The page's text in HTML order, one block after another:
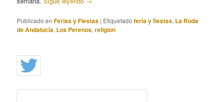
Publicado en Ferias y Fiestas | Etiquetado feria y fiestas, La Roda
de Andalucía, Los Perenos,religion